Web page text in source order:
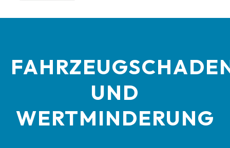
UND
WERTMINDERUNG